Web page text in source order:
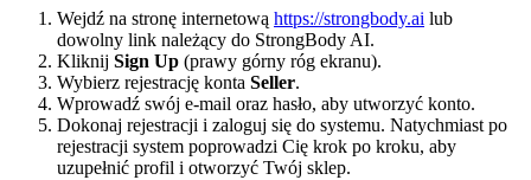
Wejdź na stronę internetową https://strongbody.ai lub
dowolny link należący do StrongBody AI.
Kliknij Sign Up (prawy górny róg ekranu).
Wybierz rejestrację konta Seller.
Wprowadź swój e-mail oraz hasło, aby utworzyć konto.
Dokonaj rejestracji i zaloguj się do systemu. Natychmiast po
rejestracji system poprowadzi Cię krok po kroku, aby
uzupełnić profil i otworzyć Twój sklep.